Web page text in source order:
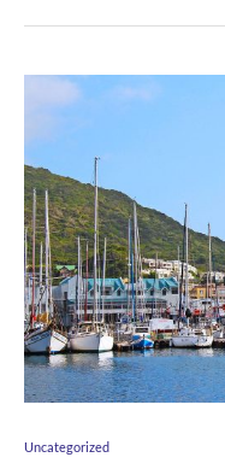
Uncategorized